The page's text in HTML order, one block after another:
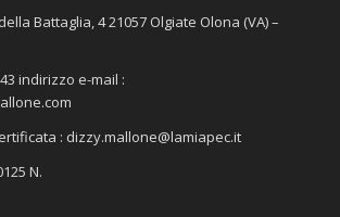
Battaglia, 4 21057 Olgiate Olona (VA) –
indirizzo e-mail :
: dizzy.mallone@lamiapec.it
N.